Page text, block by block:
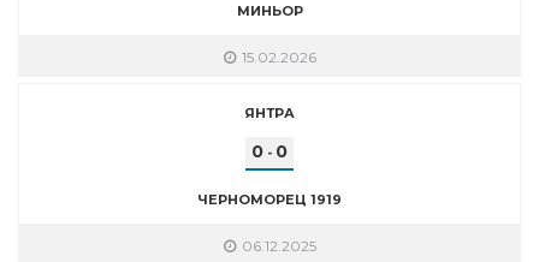
МИНЬОР
15.02.2026
ЯНТРА
0 - 0
ЧЕРНОМОРЕЦ 1919
06.12.2025